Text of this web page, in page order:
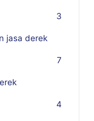
3
jasa derek
7
4